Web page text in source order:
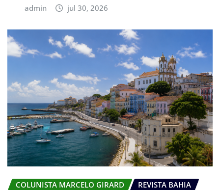
admin jul 30, 2026
COLUNISTA MARCELO GIRARD REVISTA BAHIA